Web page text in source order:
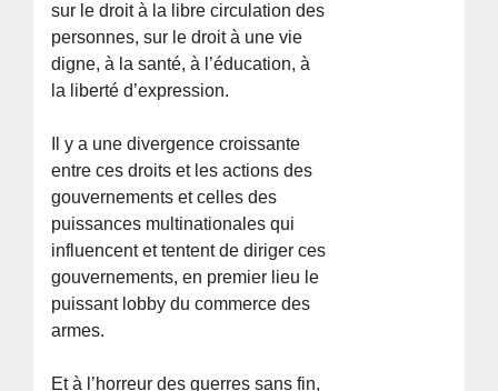
sur le droit à la libre circulation des
personnes, sur le droit à une vie
digne, à la santé, à l’éducation, à
la liberté d’expression.
Il y a une divergence croissante
entre ces droits et les actions des
gouvernements et celles des
puissances multinationales qui
influencent et tentent de diriger ces
gouvernements, en premier lieu le
puissant lobby du commerce des
armes.
Et à l’horreur des guerres sans fin,